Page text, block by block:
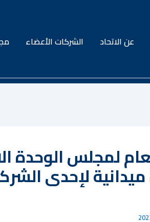
عن الاتحاد الشركات الأعضاء
لمجلس الوحدة
ميدانية لإحدى